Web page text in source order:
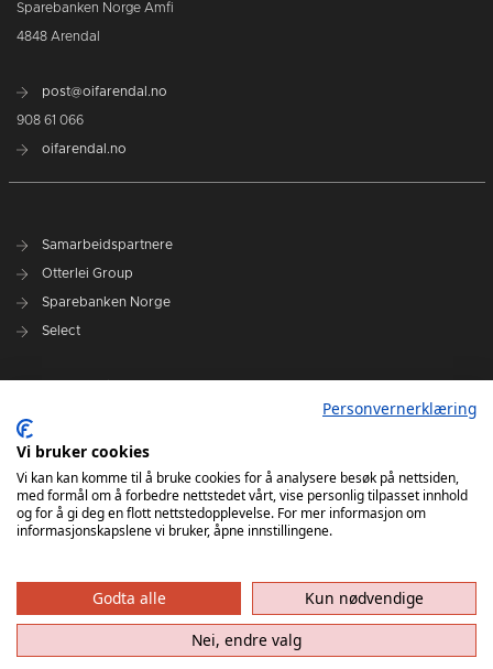
Sparebanken Norge Amfi
4848 Arendal
post@oifarendal.no
908 61 066
oifarendal.no
Samarbeidspartnere
Otterlei Group
Sparebanken Norge
Select
Spillerstall
Administrasjon
Styret
Personvernerklæring
Vi bruker cookies
Vi kan kan komme til å bruke cookies for å analysere besøk på nettsiden,
med formål om å forbedre nettstedet vårt, vise personlig tilpasset innhold
og for å gi deg en flott nettstedopplevelse. For mer informasjon om
informasjonskapslene vi bruker, åpne innstillingene.
Godta alle
Kun nødvendige
Nei, endre valg